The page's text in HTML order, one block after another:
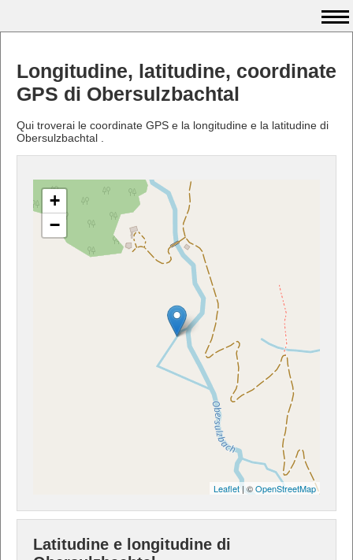
Longitudine, latitudine, coordinate
GPS di Obersulzbachtal
Qui troverai le coordinate GPS e la longitudine e la latitudine di
Obersulzbachtal .
+
−
Leaflet | ©OpenStreetMap
Latitudine e longitudine di